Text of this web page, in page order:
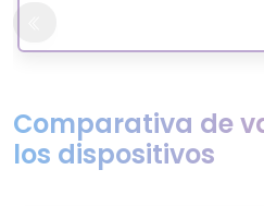
Comparativa de
los dispositivos